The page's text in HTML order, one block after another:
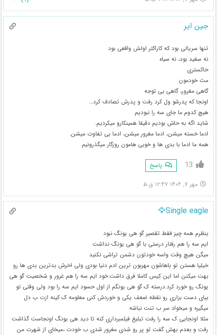
جین ایر
تنها سریالی بود که کاراکتر اولش واقعی بود
نه سفید بود، نه سیاه
خاکستری
مث خودمون
گاهی مغرور، گاهی بی توجه
اونجا که پدرشو ول کرد رفت و پدرش تصادف کرد…
هیچ کدوم ما جای سه را نبودیم
شاید اگه به حاش بودیم دقیقا همینکارو میکردیم.
ادما خسته میشن، ادما مغرور میشن، ادما بی تفاوت میشن.
همه ما ادما با بدی ها و خوبی هامون روزگار میگذرونیم
13 پاسخ
مهر ۷, ۱۴۰۴ ۱۲:۴۷ ق.ظ
Single eagle🦅
بنظرم همه چیز فقط تقصیر گو هی یونگ نبود
ایم سه را هم رفتار درستی با گو هی یونگ نداشت
میگن هیچ وقت واسه خودتون دشمن تراشی نکنید
خیلیا هستن تو باهاشون مهربون ترین ادم دنیا بودی ولی اخرش بدترین بدی ها رو
بهت میکنن اما این کِیس کاملا فرق داشت.خود ایم سه را هم غرور و شخصیت گو هی
یونگ رو خورد کرد.درسته ک گو هی یونگم از اول حسود ایم سه را بود ولی وقتی تو
بیای دست بزاری رو نقطه ضعف یکی و خوردش کنی معلومه ک کینه ازت ب دل
میگیره و میخواد سر ب تنت نباشه
مثلا اونجایی ک سه را رفت تبلیغ فیلمبرداری کنه تا دید هی یونگ اونجاست گذاشت
رفت و بعدم بهش گفت تو پر رو شدی مغرور شدی ب خودت ،میخای از شهرت من